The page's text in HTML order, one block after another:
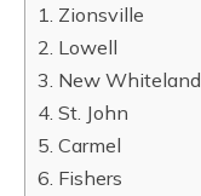
1. Zionsville
2. Lowell
3. New Whiteland
4. St. John
5. Carmel
6. Fishers